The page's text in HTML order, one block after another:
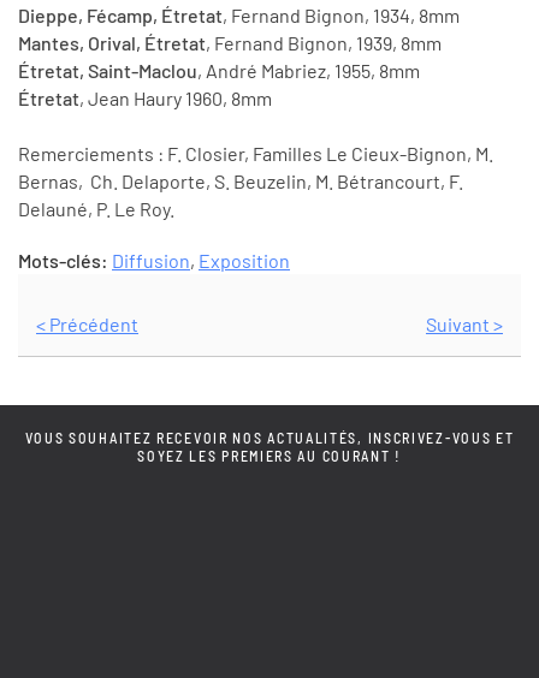
Dieppe, Fécamp, Étretat, Fernand Bignon, 1934, 8mm
Mantes, Orival, Étretat, Fernand Bignon, 1939, 8mm
Étretat, Saint-Maclou, André Mabriez, 1955, 8mm
Étretat, Jean Haury 1960, 8mm
Remerciements : F. Closier, Familles Le Cieux-Bignon, M.
Bernas, Ch. Delaporte, S. Beuzelin, M. Bétrancourt, F.
Delauné, P. Le Roy.
Mots-clés: Diffusion, Exposition
< Précédent Suivant >
VOUS SOUHAITEZ RECEVOIR NOS ACTUALITÉS, INSCRIVEZ-VOUS ET
SOYEZ LES PREMIERS AU COURANT !